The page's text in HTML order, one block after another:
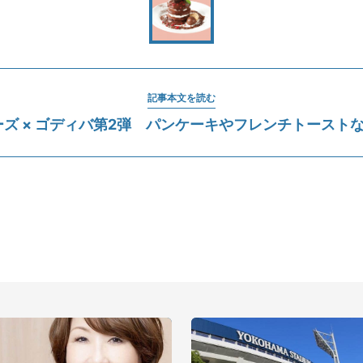
記事本文を読む
ズ × ゴディバ第2弾 パンケーキやフレンチトースト